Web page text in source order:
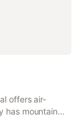
offers air-
has mountain
of a terrace. At